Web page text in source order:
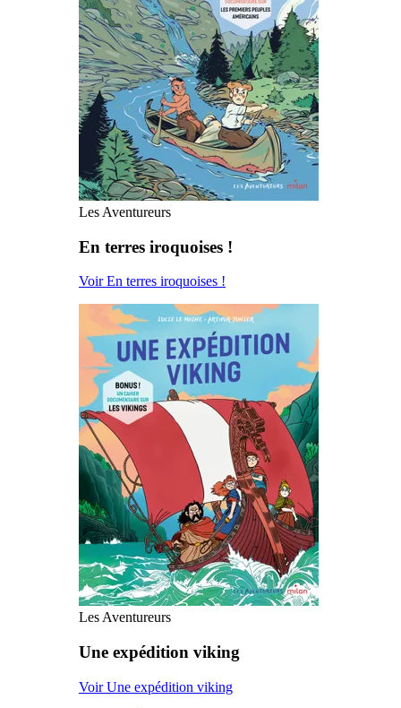
Les Aventureurs
En terres iroquoises !
Voir En terres iroquoises !
Les Aventureurs
Une expédition viking
Voir Une expédition viking